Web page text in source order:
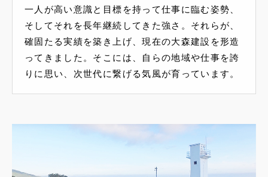
一人が高い意識と目標を持って仕事に臨む姿勢、
そしてそれを長年継続してきた強さ。それらが、
確固たる実績を築き上げ、現在の大森建設を形造
ってきました。そこには、自らの地域や仕事を誇
りに思い、次世代に繋げる気風が育っています。